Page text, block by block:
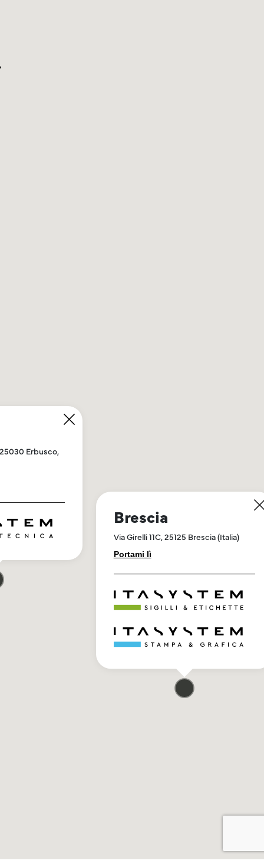
Brescia
Via Girelli 11C, 25125 Brescia (Italia)
Portami lì
Erbusco,